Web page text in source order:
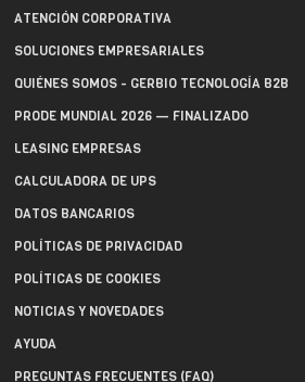
ATENCIÓN CORPORATIVA
SOLUCIONES EMPRESARIALES
QUIÉNES SOMOS - GERBIO TECNOLOGÍA B2B
PRODE MUNDIAL 2026 — FINALIZADO
LEASING EMPRESAS
CALCULADORA DE UPS
DATOS BANCARIOS
POLÍTICAS DE PRIVACIDAD
POLÍTICAS DE COOKIES
NOTICIAS Y NOVEDADES
AYUDA
PREGUNTAS FRECUENTES (FAQ)